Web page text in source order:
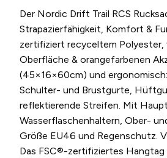
Der Nordic Drift Trail RCS
Strapazierfähigkeit, Komfort &
zertifiziert recyceltem
Oberfläche & orangefarbenen
(45×16×60cm) und
Schulter- und Brustgurte,
reflektierende Streifen. Mit
Wasserflaschenhaltern, Ober-
Größe EU46 und Regenschutz.
Das FSC®-zertifiziertes